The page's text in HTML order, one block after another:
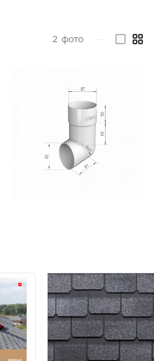
2 фото